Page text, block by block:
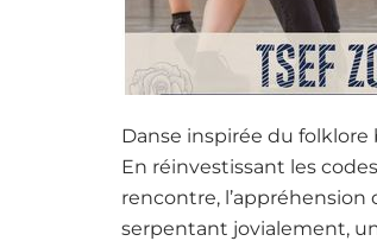
Danse inspirée du folklore
En réinvestissant les
rencontre, l’appréhension
serpentant jovialement,